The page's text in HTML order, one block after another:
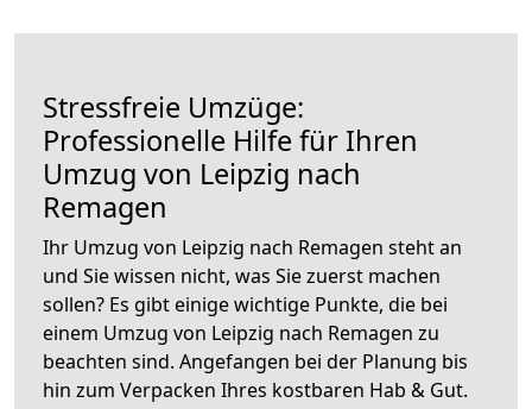
Stressfreie Umzüge:
Professionelle Hilfe für Ihren
Umzug von Leipzig nach
Remagen
Ihr Umzug von Leipzig nach Remagen steht an
und Sie wissen nicht, was Sie zuerst machen
sollen? Es gibt einige wichtige Punkte, die bei
einem Umzug von Leipzig nach Remagen zu
beachten sind. Angefangen bei der Planung bis
hin zum Verpacken Ihres kostbaren Hab & Gut.